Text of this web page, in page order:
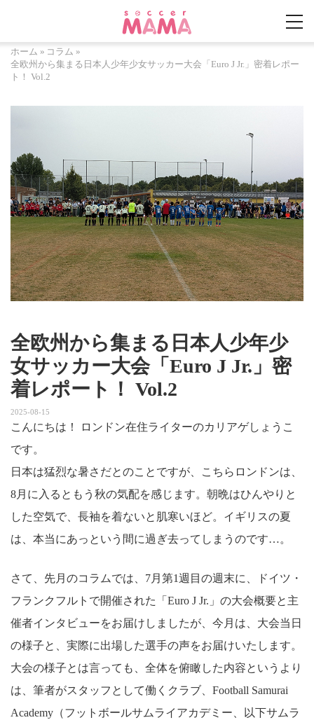
ホーム » コラム »
全欧州から集まる日本人少年少女サッカー大会「Euro J Jr.」密着レポー
ト！ Vol.2
全欧州から集まる日本人少年少
女サッカー大会「Euro J Jr.」密
着レポート！ Vol.2
2025-08-15
こんにちは！ ロンドン在住ライターのカリアゲしょうこ
です。
日本は猛烈な暑さだとのことですが、こちらロンドンは、
8月に入るともう秋の気配を感じます。朝晩はひんやりと
した空気で、長袖を着ないと肌寒いほど。イギリスの夏
は、本当にあっという間に過ぎ去ってしまうのです…。
さて、先月のコラムでは、7月第1週目の週末に、ドイツ・
フランクフルトで開催された「Euro J Jr.」の大会概要と主
催者インタビューをお届けしましたが、今月は、大会当日
の様子と、実際に出場した選手の声をお届けいたします。
大会の様子とは言っても、全体を俯瞰した内容というより
は、筆者がスタッフとして働くクラブ、Football Samurai
Academy（フットボールサムライアカデミー、以下サムラ